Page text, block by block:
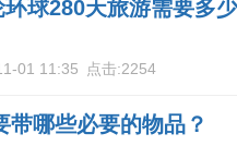
球280天旅游需要多
01 11:35 点击:2254
哪些必要的物品？